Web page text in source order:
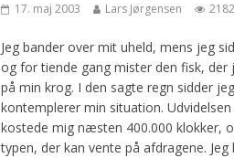
17. maj 2003 Lars Jørgensen
Jeg bander over mit uheld, mens jeg
og for tiende gang mister den fisk, der
på min krog. I den sagte regn sidder
kontemplerer min situation.
kostede mig næsten 400.000 klokker,
typen, der kan vente på afdragene. Jeg